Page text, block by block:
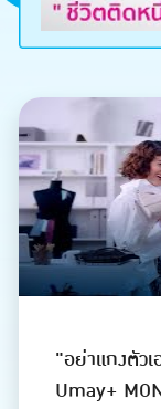
"อย่าแกงตัว
Umay+